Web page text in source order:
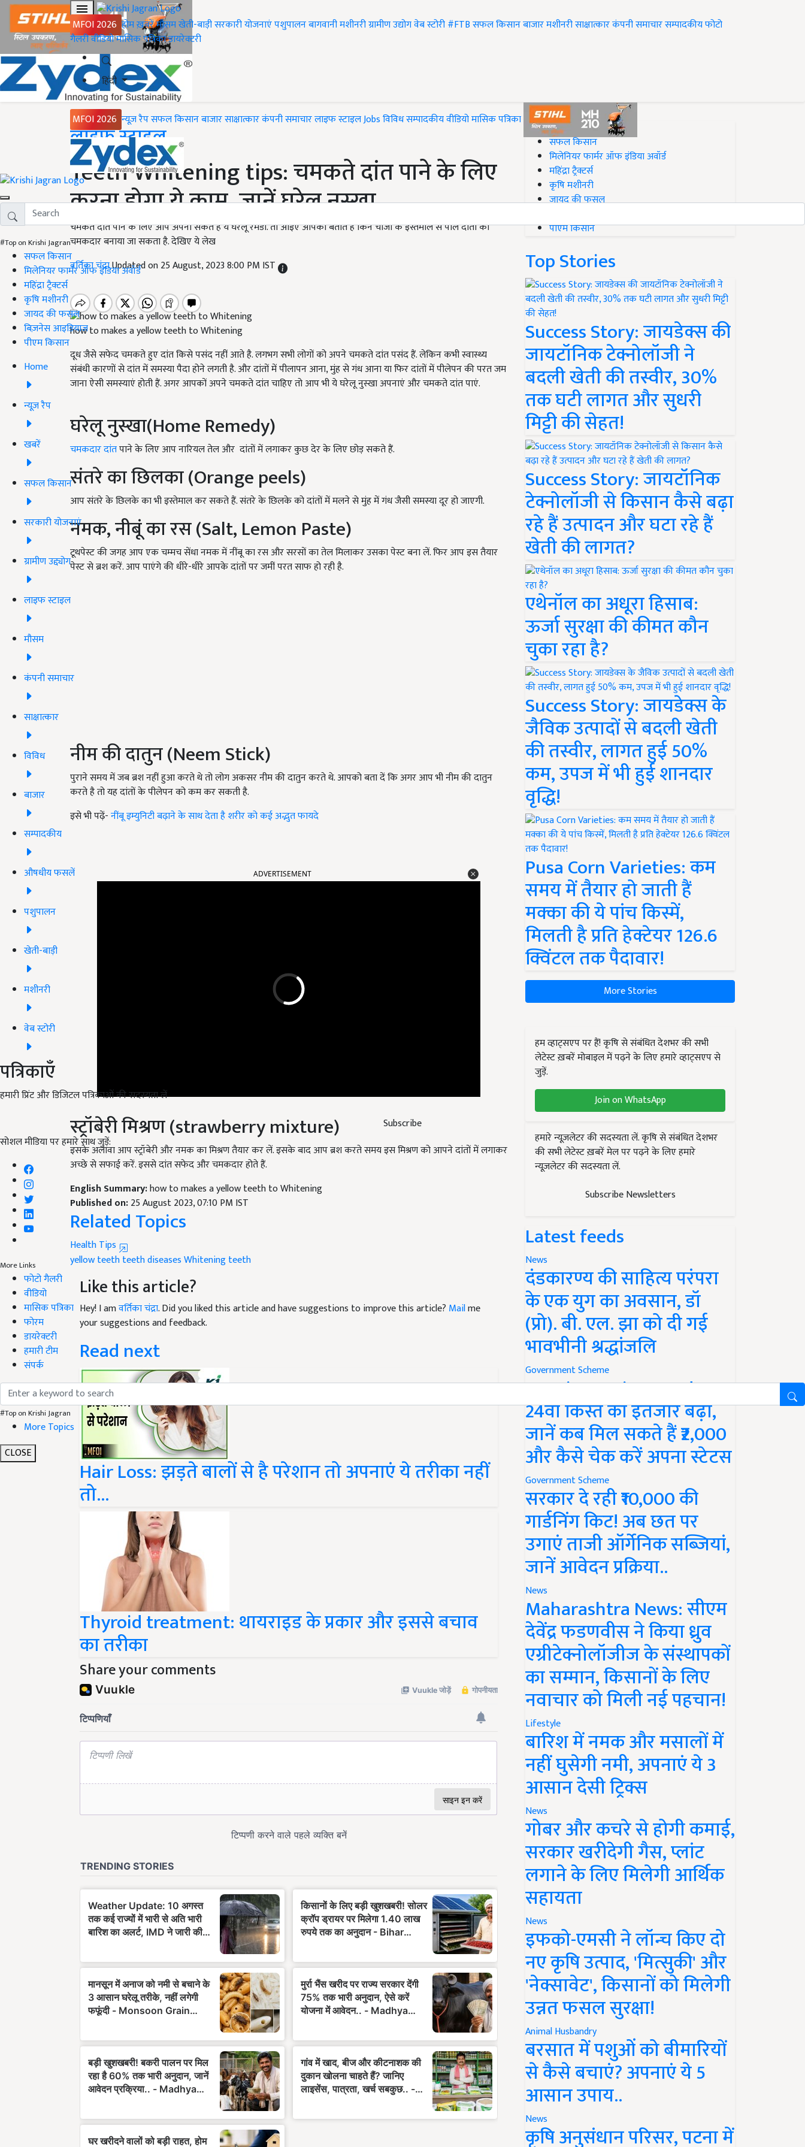
MFOI 2026 होमख़बरेंमौसमखेती-बाड़ीसरकारी योजनाएंपशुपालनबागवानीमशीनरीग्रामीण उद्योगवेब स्टोरी#FTBसफल किसानबाजारमशीनरीसाक्षात्कारकंपनी समाचारसम्पादकीयफोटो
गैलरीवीडियोमासिक पत्रिकाडायरेक्टरी
हिंदी
MFOI 2026 न्यूज़ रैपसफल किसानबाजारसाक्षात्कारकंपनी समाचारलाइफ स्टाइलJobsविविधसम्पादकीयवीडियोमासिक पत्रिका
#Top on Krishi Jagran
सफल किसान
मिलेनियर फार्मर ऑफ इंडिया अवॉर्ड
महिंद्रा ट्रैक्टर्स
कृषि मशीनरी
जायद की फसल
बिज़नेस आइडियाज
पीएम किसान
Home
न्यूज़ रैप
खबरें
सफल किसान
सरकारी योजनाएं
ग्रामीण उद्द्योग
लाइफ स्टाइल
मौसम
कंपनी समाचार
साक्षात्कार
विविध
बाजार
सम्पादकीय
औषधीय फसलें
पशुपालन
खेती-बाड़ी
मशीनरी
वेब स्टोरी
पत्रिकाएँ
हमारी प्रिंट और डिजिटल पत्रिकाओं की सदस्यता लें
Subscribe
सोशल मीडिया पर हमारे साथ जुड़ें:
More Links
फोटो गैलरी
वीडियो
मासिक पत्रिका
फोरम
डायरेक्टरी
हमारी टीम
संपर्क
#Top on Krishi Jagran
More Topics
CLOSE
Home
लाइफ स्टाइल
Teeth Whitening tips: चमकते दांत पाने के लिए
करना होगा ये काम, जानें घरेलू नुस्खा
चमकते दांत पाने के लिए आप अपना सकते है ये घरेलू रेमडी. तो आइए आपको बताते है किन चीजों के इस्तेमाल से पीले दांतों को
चमकदार बनाया जा सकता है. देखिए ये लेख
वर्तिका चंद्राUpdated on 25 August, 2023 8:00 PM IST
how to makes a yellow teeth to Whitening
दूध जैसे सफेद चमकते हुए दांत किसे पसंद नहीं आते है. लगभग सभी लोगों को अपने चमकते दांत पसंद हैं. लेकिन कभी स्वास्थ्य
संबंधी कारणों से दांत में समस्या पैदा होने लगती है. और दांतों में पीलापन आना, मुंह से गंध आना या फिर दांतों में पीलेपन की परत जम
जाना ऐसी समस्याएं होती हैं. अगर आपकों अपने चमकते दांत चाहिए तो आप भी ये घरेलू नुस्खा अपनाएं और चमकते दांत पाएं.
घरेलू नुस्खा(Home Remedy)
चमकदार दांतपाने के लिए आप नारियल तेल और दांतों में लगाकर कुछ देर के लिए छोड़ सकते हैं.
संतरे का छिलका (Orange peels)
आप संतरे के छिलके का भी इस्तेमाल कर सकते हैं. संतरे के छिलके को दांतों में मलने से मुंह में गंध जैसी समस्या दूर हो जाएगी.
नमक, नीबूं का रस (Salt, Lemon Paste)
टूथपेस्ट की जगह आप एक चम्मच सेंधा नमक में नींबू का रस और सरसों का तेल मिलाकर उसका पेस्ट बना लें. फिर आप इस तैयार
पेस्ट से ब्रश करें. आप पाएंगे की धीरे-धीरे आपके दांतों पर जमीं परत साफ हो रही है.
नीम की दातुन (Neem Stick)
पुराने समय में जब ब्रश नहीं हुआ करते थे तो लोग अकसर नीम की दातुन करते थे. आपको बता दें कि अगर आप भी नीम की दातुन
करते है तो यह दांतों के पीलेपन को कम कर सकती है.
इसे भी पढ़ें-नींबू इम्युनिटी बढ़ाने के साथ देता है शरीर को कई अद्भुत फायदे
स्ट्रॉबेरी मिश्रण (strawberry mixture)
इसके अलावा आप स्ट्रॉबेरी और नमक का मिश्रण तैयार कर लें. इसके बाद आप ब्रश करते समय इस मिश्रण को आपने दांतों में लगाकर
अच्छे से सफाई करें. इससे दांत सफेद और चमकदार होते हैं.
English Summary:
Published on:25 August 2023, 07:10 PM IST
Related Topics
Health Tips
yellow teeth teeth diseases
Like this article?
Hey! I amवर्तिका चंद्रा . Did you liked this article and have suggestions to improve this article?
your suggestions and feedback.
Read next
Hair Loss: झड़ते बालों से है परेशान तो अपनाएं ये तरीका नहीं
तो...
Thyroid treatment: थायराइड के प्रकार और इससे बचाव
का तरीका
Share your comments
#Top on Krishi Jagran
सफल किसान
मिलेनियर फार्मर ऑफ इंडिया अवॉर्ड
महिंद्रा ट्रैक्टर्स
कृषि मशीनरी
जायद की फसल
पीएम किसान
Top Stories
Success Story: जायडेक्स की
जायटॉनिक टेक्नोलॉजी ने
बदली खेती की तस्वीर, 30%
तक घटी लागत और सुधरी
मिट्टी की सेहत!
Success Story: जायटॉनिक
टेक्नोलॉजी से किसान कैसे बढ़ा
रहे हैं उत्पादन और घटा रहे हैं
खेती की लागत?
एथेनॉल का अधूरा हिसाब:
ऊर्जा सुरक्षा की कीमत कौन
चुका रहा है?
Success Story: जायडेक्स के
जैविक उत्पादों से बदली खेती
की तस्वीर, लागत हुई 50%
कम, उपज में भी हुई शानदार
वृद्धि!
Pusa Corn Varieties: कम
समय में तैयार हो जाती हैं
मक्का की ये पांच किस्में,
मिलती है प्रति हेक्टेयर 126.6
क्विंटल तक पैदावार!
More Stories
हम व्हाट्सएप पर हैं! कृषि से संबंधित देशभर की सभी
लेटेस्ट ख़बरें मोबाइल में पढ़ने के लिए हमारे व्हाट्सएप से
जुड़ें.
Join on WhatsApp
हमारे न्यूज़लेटर की सदस्यता लें. कृषि से संबंधित देशभर
की सभी लेटेस्ट ख़बरें मेल पर पढ़ने के लिए हमारे
न्यूज़लेटर की सदस्यता लें.
Subscribe Newsletters
Latest feeds
News
दंडकारण्य की साहित्य परंपरा
के एक युग का अवसान, डॉ
(प्रो). बी. एल. झा को दी गई
भावभीनी श्रद्धांजलि
Government Scheme
PM Kisan Yojana Update:
24वीं किस्त का इंतजार बढ़ा,
जानें कब मिल सकते हैं ₹2,000
और कैसे चेक करें अपना स्टेटस
Government Scheme
सरकार दे रही ₹10,000 की
गार्डनिंग किट! अब छत पर
उगाएं ताजी ऑर्गेनिक सब्जियां,
जानें आवेदन प्रक्रिया..
News
Maharashtra News: सीएम
देवेंद्र फडणवीस ने किया ध्रुव
एग्रीटेक्नोलॉजीज के संस्थापकों
का सम्मान, किसानों के लिए
नवाचार को मिली नई पहचान!
Lifestyle
बारिश में नमक और मसालों में
नहीं घुसेगी नमी, अपनाएं ये 3
आसान देसी ट्रिक्स
News
गोबर और कचरे से होगी कमाई,
सरकार खरीदेगी गैस, प्लांट
लगाने के लिए मिलेगी आर्थिक
सहायता
News
इफको-एमसी ने लॉन्च किए दो
नए कृषि उत्पाद, 'मित्सुकी' और
'नेक्सावेट', किसानों को मिलेगी
उन्नत फसल सुरक्षा!
Animal Husbandry
बरसात में पशुओं को बीमारियों
से कैसे बचाएं? अपनाएं ये 5
आसान उपाय..
News
कृषि अनुसंधान परिसर, पटना में